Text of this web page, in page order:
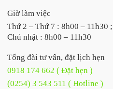
Giờ làm việc
Thứ 2 – Thứ 7 : 8h00 – 11h30
Chủ nhật : 8h00 – 11h30
Tổng đài tư vấn, đặt lịch hẹn
0918 174 662 ( Đặt hẹn )
(0254) 3 543 511 ( Hotline )